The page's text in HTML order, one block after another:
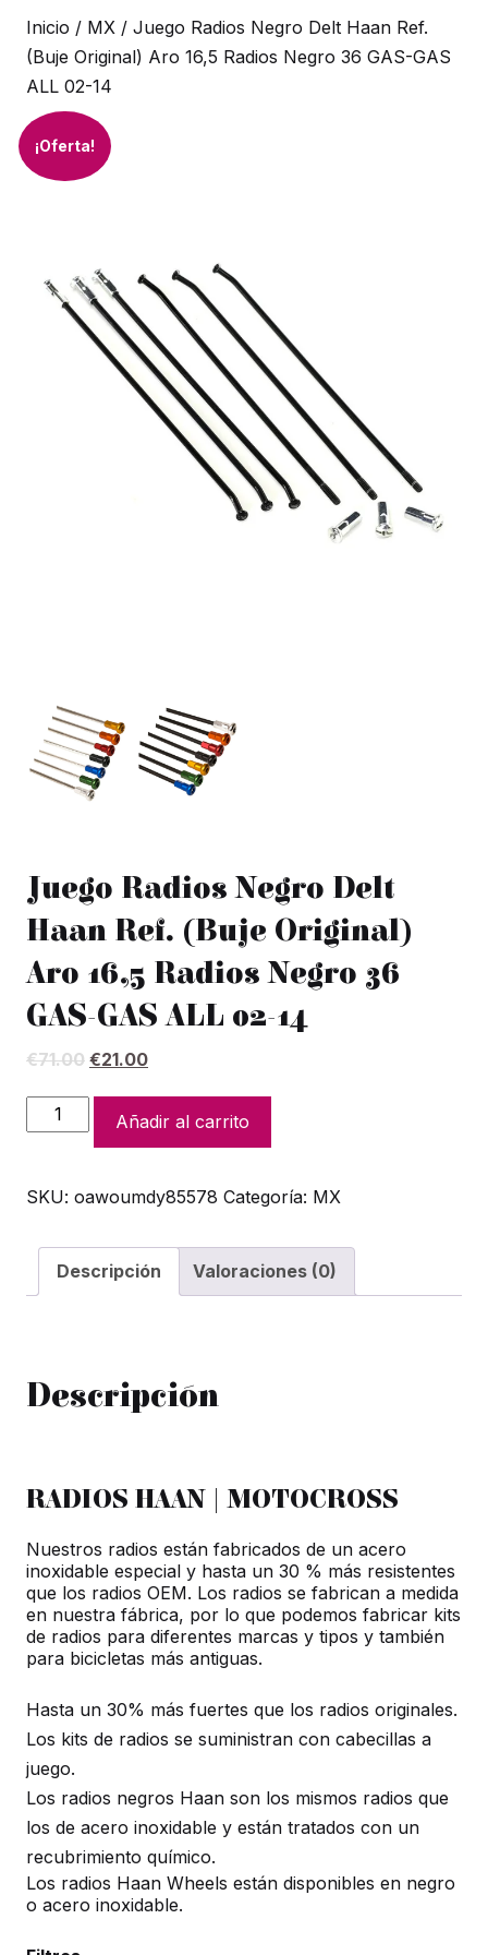
Inicio / MX / Juego Radios Negro Delt Haan Ref.
(Buje Original) Aro 16,5 Radios Negro 36 GAS-GAS
ALL 02-14
¡Oferta!
Juego Radios Negro Delt
Haan Ref. (Buje Original)
Aro 16,5 Radios Negro 36
GAS-GAS ALL 02-14
€71.00 El
original
era:
€71.00.
€21.00El
actual
es:
€21.00.
Juego
Radios
Delt
Ref.
Radios
GAS-
ALL
02-
14
cantidad
Añadir al carrito
SKU: oawoumdy85578 Categoría: MX
Descripción Valoraciones (0)
Descripción
RADIOS HAAN | MOTOCROSS
Nuestros radios están fabricados de un acero
inoxidable especial y hasta un 30 % más resistentes
que los radios OEM. Los radios se fabrican a medida
en nuestra fábrica, por lo que podemos fabricar kits
de radios para diferentes marcas y tipos y también
para bicicletas más antiguas.
Hasta un 30% más fuertes que los radios originales.
Los kits de radios se suministran con cabecillas a
juego.
Los radios negros Haan son los mismos radios que
los de acero inoxidable y están tratados con un
recubrimiento químico.
Los radios Haan Wheels están disponibles en negro
o acero inoxidable.